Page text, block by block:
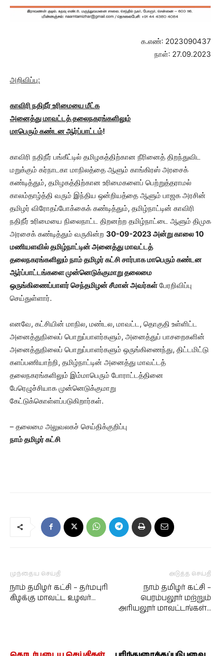
க.எண்: 2023090437
நாள்: 27.09.2023
அறிவிப்பு:
காவிரி நதிநீர் உரிமையை மீட்க
அனைத்து மாவட்டத் தலைநகரங்களிலும்
மாபெரும் கண்டன ஆர்ப்பாட்டம்!
காவிரி நதிநீர் பங்கீட்டில் தமிழகத்திற்கான நீரினைத் திறந்துவிட
மறுக்கும் கர்நாடகா மாநிலத்தை ஆளும் காங்கிரஸ் அரசைக்
கண்டித்தும், தமிழகத்திற்கான உரிமைகளைப் பெற்றுத்தராமல்
காலம்தாழ்த்தி வரும் இந்திய ஒன்றியத்தை ஆளும் பாஜக அரசின்
தமிழர் விரோதப்போக்கைக் கண்டித்தும், தமிழ்நாட்டின் காவிரி
நதிநீர் உரிமையை நிலைநாட்ட திறனற்ற தமிழ்நாட்டை ஆளும் திமுக
அரசைக் கண்டித்தும் வருகின்ற 30-09-2023 அன்று காலை 10
மணியளவில் தமிழ்நாட்டின் அனைத்து மாவட்டத்
தலைநகரங்களிலும் நாம் தமிழர் கட்சி சார்பாக மாபெரும் கண்டன
ஆர்ப்பாட்டங்களை முன்னெடுக்குமாறு தலைமை
ஒருங்கிணைப்பாளர் செந்தமிழன் சீமான் அவர்கள்பேரறிவிப்பு
செய்துள்ளார்.
எனவே, கட்சியின் மாநில, மண்டல, மாவட்ட, தொகுதி உள்ளிட்ட
அனைத்துநிலைப் பொறுப்பாளர்களும், அனைத்துப் பாசறைகளின்
அனைத்துநிலைப் பொறுப்பாளர்களும் ஒருங்கிணைந்து, திட்டமிட்டு
களப்பணியாற்றி, தமிழ்நாட்டின் அனைத்து மாவட்டத்
தலைநகரங்களிலும் இம்மாபெரும் போராட்டத்தினை
பேரெழுச்சியாக முன்னெடுக்குமாறு
கேட்டுக்கொள்ளப்படுகிறார்கள்.
– தலைமை அலுவலகச் செய்திக்குறிப்பு
நாம் தமிழர் கட்சி
முந்தைய செய்தி
நாம் தமிழர் கட்சி – தர்மபுரி
கிழக்கு மாவட்ட உழவர்…
அடுத்த செய்தி
நாம் தமிழர் கட்சி –
பெரம்பலூர் மற்றும்
அரியலூர் மாவட்டங்கள்…